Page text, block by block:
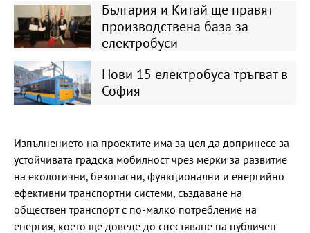
България и Китай ще правят
производствена база за
електробуси
Нови 15 електробуса тръгват в
София
Изпълнението на проектите има за цел да допринесе за
устойчивата градска мобилност чрез мерки за развитие
на екологични, безопасни, функционални и енергийно
ефективни транспортни системи, създаване на
обществен транспорт с по-малко потребление на
енергия, което ще доведе до спестяване на публичен